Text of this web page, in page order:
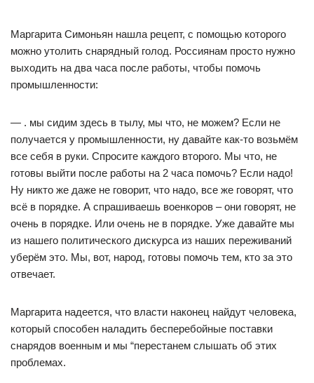
Маргарита Симоньян нашла рецепт, с помощью которого
можно утолить снарядный голод. Россиянам просто нужно
выходить на два часа после работы, чтобы помочь
промышленности:
— . мы сидим здесь в тылу, мы что, не можем? Если не
получается у промышленности, ну давайте как-то возьмём
все себя в руки. Спросите каждого второго. Мы что, не
готовы выйти после работы на 2 часа помочь? Если надо!
Ну никто же даже не говорит, что надо, все же говорят, что
всё в порядке. А спрашиваешь военкоров – они говорят, не
очень в порядке. Или очень не в порядке. Уже давайте мы
из нашего политического дискурса из наших переживаний
уберём это. Мы, вот, народ, готовы помочь тем, кто за это
отвечает.
Маргарита надеется, что власти наконец найдут человека,
который способен наладить бесперебойные поставки
снарядов военным и мы “перестанем слышать об этих
проблемах.